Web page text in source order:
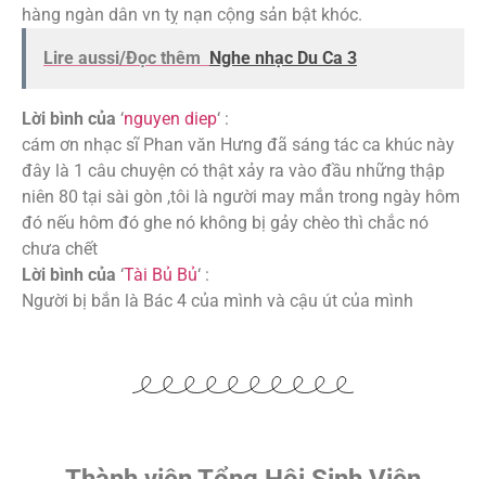
hàng ngàn dân vn tỵ nạn cộng sản bật khóc.
Lire aussi/Đọc thêm Nghe nhạc Du Ca 3
Lời bình của ‘nguyen diep‘ :
cám ơn nhạc sĩ Phan văn Hưng đã sáng tác ca khúc này
đây là 1 câu chuyện có thật xảy ra vào đầu những thập
niên 80 tại sài gòn ,tôi là người may mắn trong ngày hôm
đó nếu hôm đó ghe nó không bị gảy chèo thì chắc nó
chưa chết
Lời bình của ‘Tài Bủ Bủ‘ :
Người bị bắn là Bác 4 của mình và cậu út của mình